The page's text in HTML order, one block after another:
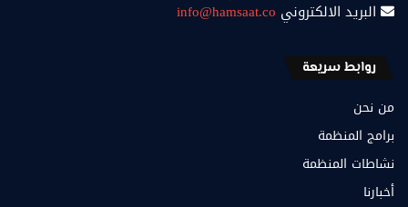
البريد الالكتروني info@hamsaat.co
روابط سريعة
من نحن
برامج المنظمة
نشاطات المنظمة
أخبارنا